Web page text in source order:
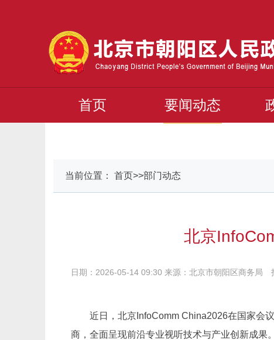
首页 要闻动态
当前位置： 首页>>部门动态
北京
日期：2026-05-14 09:30 来源：北京市朝阳区商务局
近日，北京InfoComm China2026在国家会
商，全面呈现前沿专业视听技术与产业创新成果。